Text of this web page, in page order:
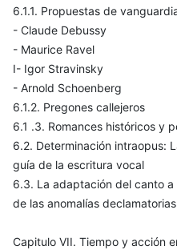
6.1.1. Propuestas de
- Claude Debussy
- Maurice Ravel
I- Igor Stravinsky
- Arnold Schoenberg
6.1.2. Pregones callejeros
6.1 .3. Romances históricos y
6.2. Determinación intraopus:
guía de la escritura vocal
6.3. La adaptación del canto
de las anomalías
Capitulo VII. Tiempo y acción